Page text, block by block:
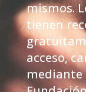
mismos.
tienen
acceso,